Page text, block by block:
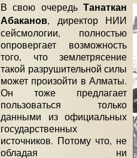
В свою очередь Танаткан
Абаканов, директор НИИ
сейсмологии, полностью
опровергает возможность
того, что землетрясение
такой разрушительной силы
может произойти в Алматы.
Он тоже предлагает
пользоваться только
данными из официальных
государственных
источников. Потому что, не
обладая ни